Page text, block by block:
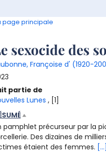
page principale
sexocide des
Françoise d' (1920-
partie de
Lunes , [1]
pamphlet précurseur par la
Des dizaines de
étaient des femmes. [...]